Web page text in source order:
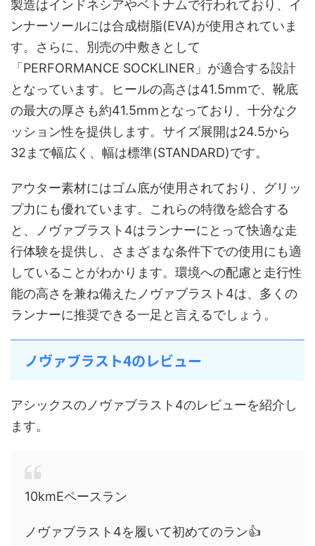
製造はインドネシアやベトナムで行われており、イ
ンナーソールには合成樹脂(EVA)が使用されていま
す。さらに、別売の中敷きとして
「PERFORMANCE SOCKLINER」が適合する設計
となっています。ヒールの高さは41.5mmで、靴底
の最大の厚さも約41.5mmとなっており、十分なク
ッション性を提供します。サイズ展開は24.5から
32まで幅広く、幅は標準(STANDARD)です。
アウター素材にはゴム底が使用されており、グリッ
プ力にも優れています。これらの特徴を総合する
と、ノヴァブラスト4はランナーにとって快適な走
行体験を提供し、さまざまな条件下での使用にも適
していることがわかります。環境への配慮と走行性
能の高さを兼ね備えたノヴァブラスト4は、多くの
ランナーに推奨できる一足と言えるでしょう。
ノヴァブラスト4のレビュー
アシックスのノヴァブラスト4のレビューを紹介し
ます。
10kmEペースラン
ノヴァブラスト4を履いて初めてのラン👍